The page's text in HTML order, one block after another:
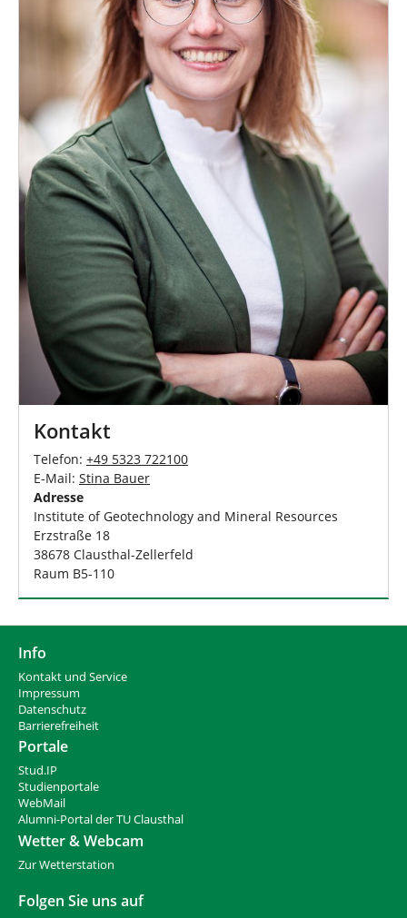
Kontakt
Telefon: +49 5323 722100
E-Mail: Stina Bauer
Adresse
Institute of Geotechnology and Mineral Resources
Erzstraße 18
38678 Clausthal-Zellerfeld
Raum B5-110
Info
Kontakt und Service
Impressum
Datenschutz
Barrierefreiheit
Portale
Stud.IP
Studienportale
WebMail
Alumni-Portal der TU Clausthal
Wetter & Webcam
Zur Wetterstation
Folgen Sie uns auf